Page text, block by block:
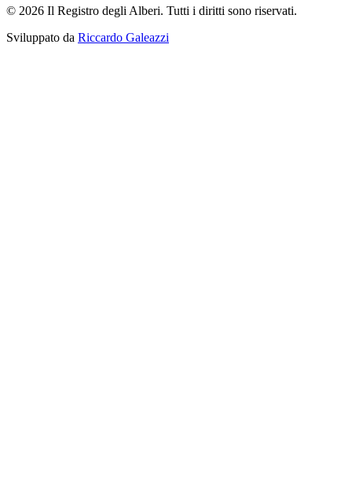
© 2026 Il Registro degli Alberi. Tutti i diritti sono riservati.
Sviluppato da Riccardo Galeazzi